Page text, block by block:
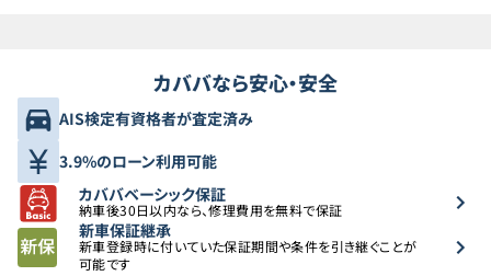
カババなら安心・安全
AIS検定有資格者が査定済み
3.9%のローン利用可能
カババベーシック保証
納車後30日以内なら、修理費用を無料で保証
新車保証継承
新車登録時に付いていた保証期間や条件を引き継ぐことが
可能です